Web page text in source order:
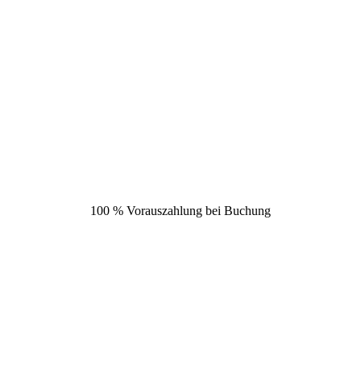
100 % Vorauszahlung bei Buchung